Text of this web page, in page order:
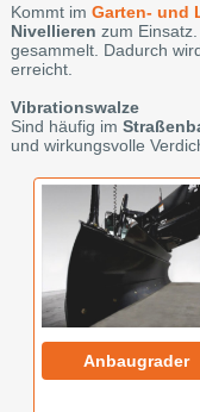
Kommt im Garten- und
Nivellieren zum
gesammelt. Dadurch
erreicht.
Vibrationswalze
Sind häufig im
und wirkungsvolle
Anbaugrader